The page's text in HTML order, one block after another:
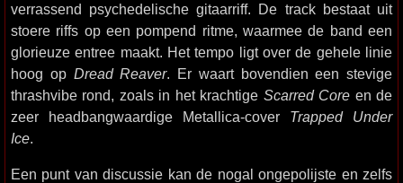
verrassend psychedelische gitaarriff. De track bestaat uit
stoere riffs op een pompend ritme, waarmee de band een
glorieuze entree maakt. Het tempo ligt over de gehele linie
hoog op Dread Reaver. Er waart bovendien een stevige
thrashvibe rond, zoals in het krachtige Scarred Core en de
zeer headbangwaardige Metallica-cover Trapped Under
Ice.
Een punt van discussie kan de nogal ongepolijste en zelfs